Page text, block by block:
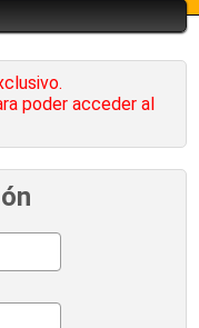
poder acceder al